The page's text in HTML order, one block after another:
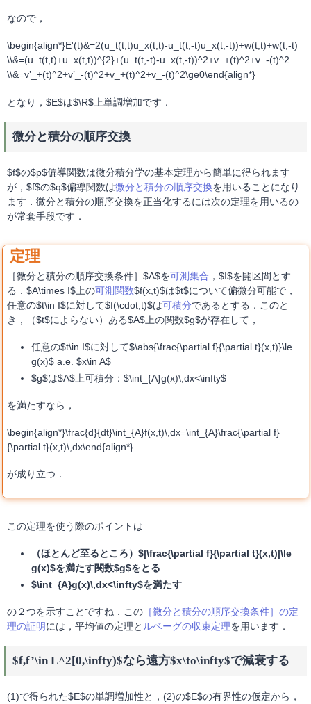
なので，
\begin{align*}E'(t)&=2(u_t(t,t)u_x(t,t)-u_t(t,-t)u_x(t,-t))+w(t,t)+w(t,-t)
\\&=(u_t(t,t)+u_x(t,t))^{2}+(u_t(t,-t)-u_x(t,-t))^2+v_+(t)^2+v_-(t)^2
\\&=v’_+(t)^2+v’_-(t)^2+v_+(t)^2+v_-(t)^2\ge0\end{align*}
となり，$E$は$\R$上単調増加です．
微分と積分の順序交換
$f$の$p$偏導関数は微分積分学の基本定理から簡単に得られます
が，$f$の$q$偏導関数は微分と積分の順序交換を用いることになり
ます．微分と積分の順序交換を正当化するには次の定理を用いるの
が常套手段です．
［微分と積分の順序交換条件］$A$を可測集合 ，$I$を開区間とす
る．$A\times I$上の可測関数$f(x,t)$は$t$について偏微分可能で，
任意の$t\in I$に対して$f(\cdot,t)$は可積分であるとする．このと
き，（$t$によらない）ある$A$上の関数$g$が存在して，
任意の$t\in I$に対して$\abs{\frac{\partial f}{\partial t}(x,t)}\le
g(x)$ a.e. $x\in A$
$g$は$A$上可積分：$\int_{A}g(x)\,dx<\infty$
を満たすなら，
\begin{align*}\frac{d}{dt}\int_{A}f(x,t)\,dx=\int_{A}\frac{\partial f}
{\partial t}(x,t)\,dx\end{align*}
が成り立つ．
この定理を使う際のポイントは
（ほとんど至るところ）$|\frac{\partial f}{\partial t}(x,t)|\le
g(x)$を満たす関数$g$をとる
$\int_{A}g(x)\,dx<\infty$を満たす
の２つを示すことですね．この ［微分と積分の順序交換条件］の定
理の証明には，平均値の定理と ルベーグの収束定理を用います．
$f,f’\in L^2[0,\infty)$なら遠方$x\to\infty$で減衰する
(1)で得られた$E$の単調増加性と，(2)の$E$の有界性の仮定から，